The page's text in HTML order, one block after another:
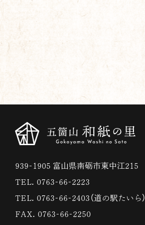
939-1905 富山県南砺市東中江215
TEL. 0763-66-2223
TEL. 0763-66-2403（道の駅たいら）
FAX. 0763-66-2250